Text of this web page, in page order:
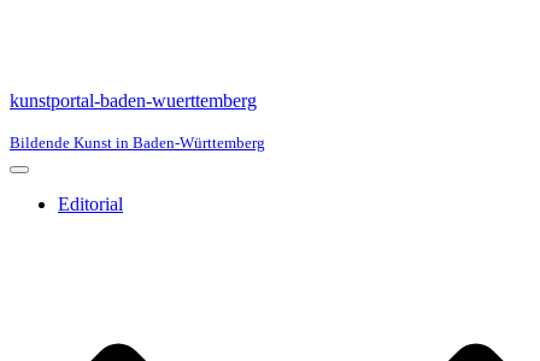
kunstportal-baden-wuerttemberg
Bildende Kunst in Baden-Württemberg
Navigationsmenü
Editorial